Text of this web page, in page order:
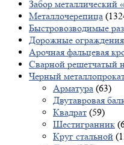
Забор металлический
Металлочерепица
Быстровозводимые
Дорожные ограждения
Арочная фальцевая
Сварной решетчатый
Черный
Арматура (63)
Двутавровая
Квадрат (59)
Шестигранник
Круг стальной